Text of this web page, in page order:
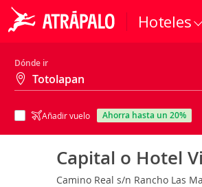
Hoteles
Dónde ir
Añadir vuelo ahorra hasta un 20%
Capital o Hotel
Camino Real s/n Rancho Las